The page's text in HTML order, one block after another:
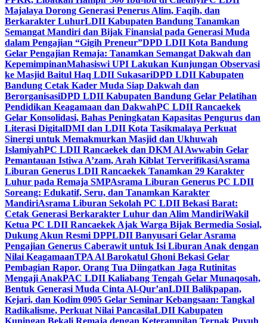
Majalaya Dorong Generasi Penerus Alim, Faqih, dan
Berkarakter LuhurLDII Kabupaten Bandung Tanamkan
Semangat Mandiri dan Bijak Finansial pada Generasi Muda
dalam Pengajian “Gigih Preneur”DPD LDII Kota Bandung
Gelar Pengajian Remaja: Tanamkan Semangat Dakwah dan
KepemimpinanMahasiswi UPI Lakukan Kunjungan Observasi
ke Masjid Baitul Haq LDII SukasariDPD LDII Kabupaten
Bandung Cetak Kader Muda Siap Dakwah dan
BerorganisasiDPD LDII Kabupaten Bandung Gelar Pelatihan
Pendidikan Keagamaan dan DakwahPC LDII Rancaekek
Gelar Konsolidasi, Bahas Peningkatan Kapasitas Pengurus dan
Literasi DigitalDMI dan LDII Kota Tasikmalaya Perkuat
Sinergi untuk Memakmurkan Masjid dan Ukhuwah
IslamiyahPC LDII Rancaekek dan DKM Al Awwabin Gelar
Pemantauan Istiwa A’zam, Arah Kiblat TerverifikasiAsrama
Liburan Generus LDII Rancaekek Tanamkan 29 Karakter
Luhur pada Remaja SMPAsrama Liburan Generus PC LDII
Soreang: Edukatif, Seru, dan Tanamkan Karakter
MandiriAsrama Liburan Sekolah PC LDII Bekasi Barat:
Cetak Generasi Berkarakter Luhur dan Alim MandiriWakil
Ketua PC LDII Rancaekek Ajak Warga Bijak Bermedia Sosial,
Dukung Akun Resmi DPPLDII Banyusari Gelar Asrama
Pengajian Generus Caberawit untuk Isi Liburan Anak dengan
Nilai KeagamaanTPA Al Barokatul Ghoni Bekasi Gelar
Pembagian Rapor, Orang Tua Diingatkan Jaga Rutinitas
Mengaji AnakPAC LDII Kaliabang Tengah Gelar Munaqosah,
Bentuk Generasi Muda Cinta Al-Qur’anLDII Balikpapan,
Kejari, dan Kodim 0905 Gelar Seminar Kebangsaan: Tangkal
Radikalisme, Perkuat Nilai PancasilaLDII Kabupaten